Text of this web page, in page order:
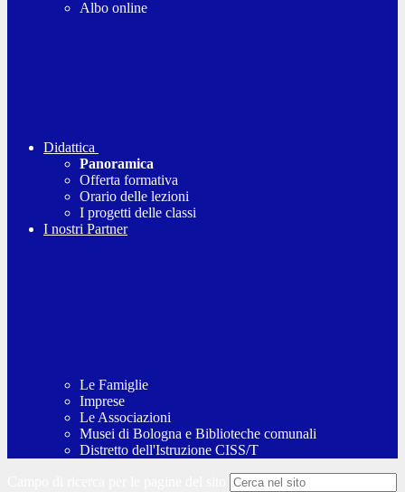
Albo online
Didattica
Panoramica
Offerta formativa
Orario delle lezioni
I progetti delle classi
I nostri Partner
Le Famiglie
Imprese
Le Associazioni
Musei di Bologna e Biblioteche comunali
Distretto dell'Istruzione CISS/T